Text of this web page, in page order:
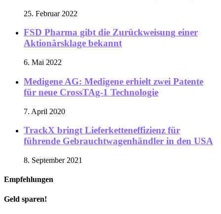
25. Februar 2022
FSD Pharma gibt die Zurückweisung einer
Aktionärsklage bekannt
6. Mai 2022
Medigene AG: Medigene erhielt zwei Patente
für neue CrossTAg-1 Technologie
7. April 2020
TrackX bringt Lieferketteneffizienz für
führende Gebrauchtwagenhändler in den USA
8. September 2021
Empfehlungen
Geld sparen!